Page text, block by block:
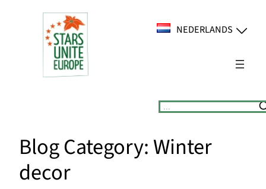
NEDERLANDS
Suchen
Blog Category:Winter
decor